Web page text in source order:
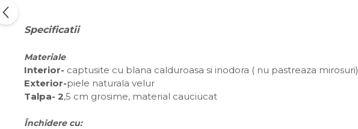
Specificatii
Materiale
Interior- captusite cu blana calduroasa si inodora ( nu pastreaza mirosuri)
Exterior-piele naturala velur
Talpa- 2,5 cm grosime, material cauciucat
Închidere cu: